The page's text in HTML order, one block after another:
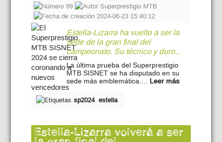
99
Superprestigio MTB
2024-06-23 15:40:12
Estella-Lizarra ha vuelto a ser la
sede de la gran final del
campeonato. Su técnico y duro...
La última prueba del Superprestigio
MTB SISNET se ha disputado en su
sede más emblemática.... Leer más
sp2024 estella
Estella-Lizarra volverá a ser